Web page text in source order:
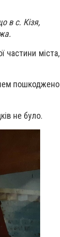
в с. Кізя,
частини міста,
пошкоджено
не було.